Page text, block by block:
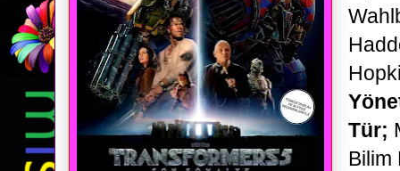
Tür;
Bilim